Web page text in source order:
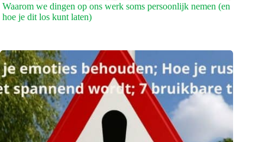
Waarom we dingen op ons werk soms persoonlijk nemen (en
hoe je dit los kunt laten)